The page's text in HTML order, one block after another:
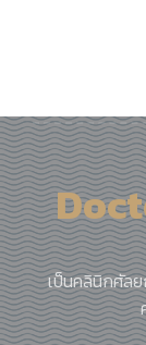
เป็นคลินิกศัลย